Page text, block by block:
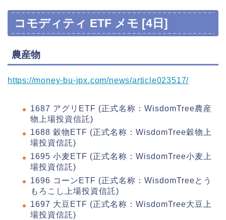
コモディティ ETF メモ [4日]
農産物
https://money-bu-jpx.com/news/article023517/
1687 アグリETF (正式名称：WisdomTree農産
物上場投資信託)
1688 穀物ETF (正式名称：WisdomTree穀物上
場投資信託)
1695 小麦ETF (正式名称：WisdomTree小麦上
場投資信託)
1696 コーンETF (正式名称：WisdomTreeとう
もろこし上場投資信託)
1697 大豆ETF (正式名称：WisdomTree大豆上
場投資信託)